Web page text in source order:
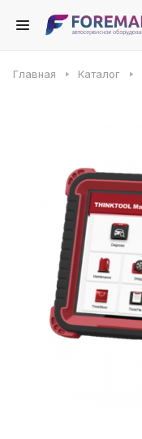
Главная Каталог